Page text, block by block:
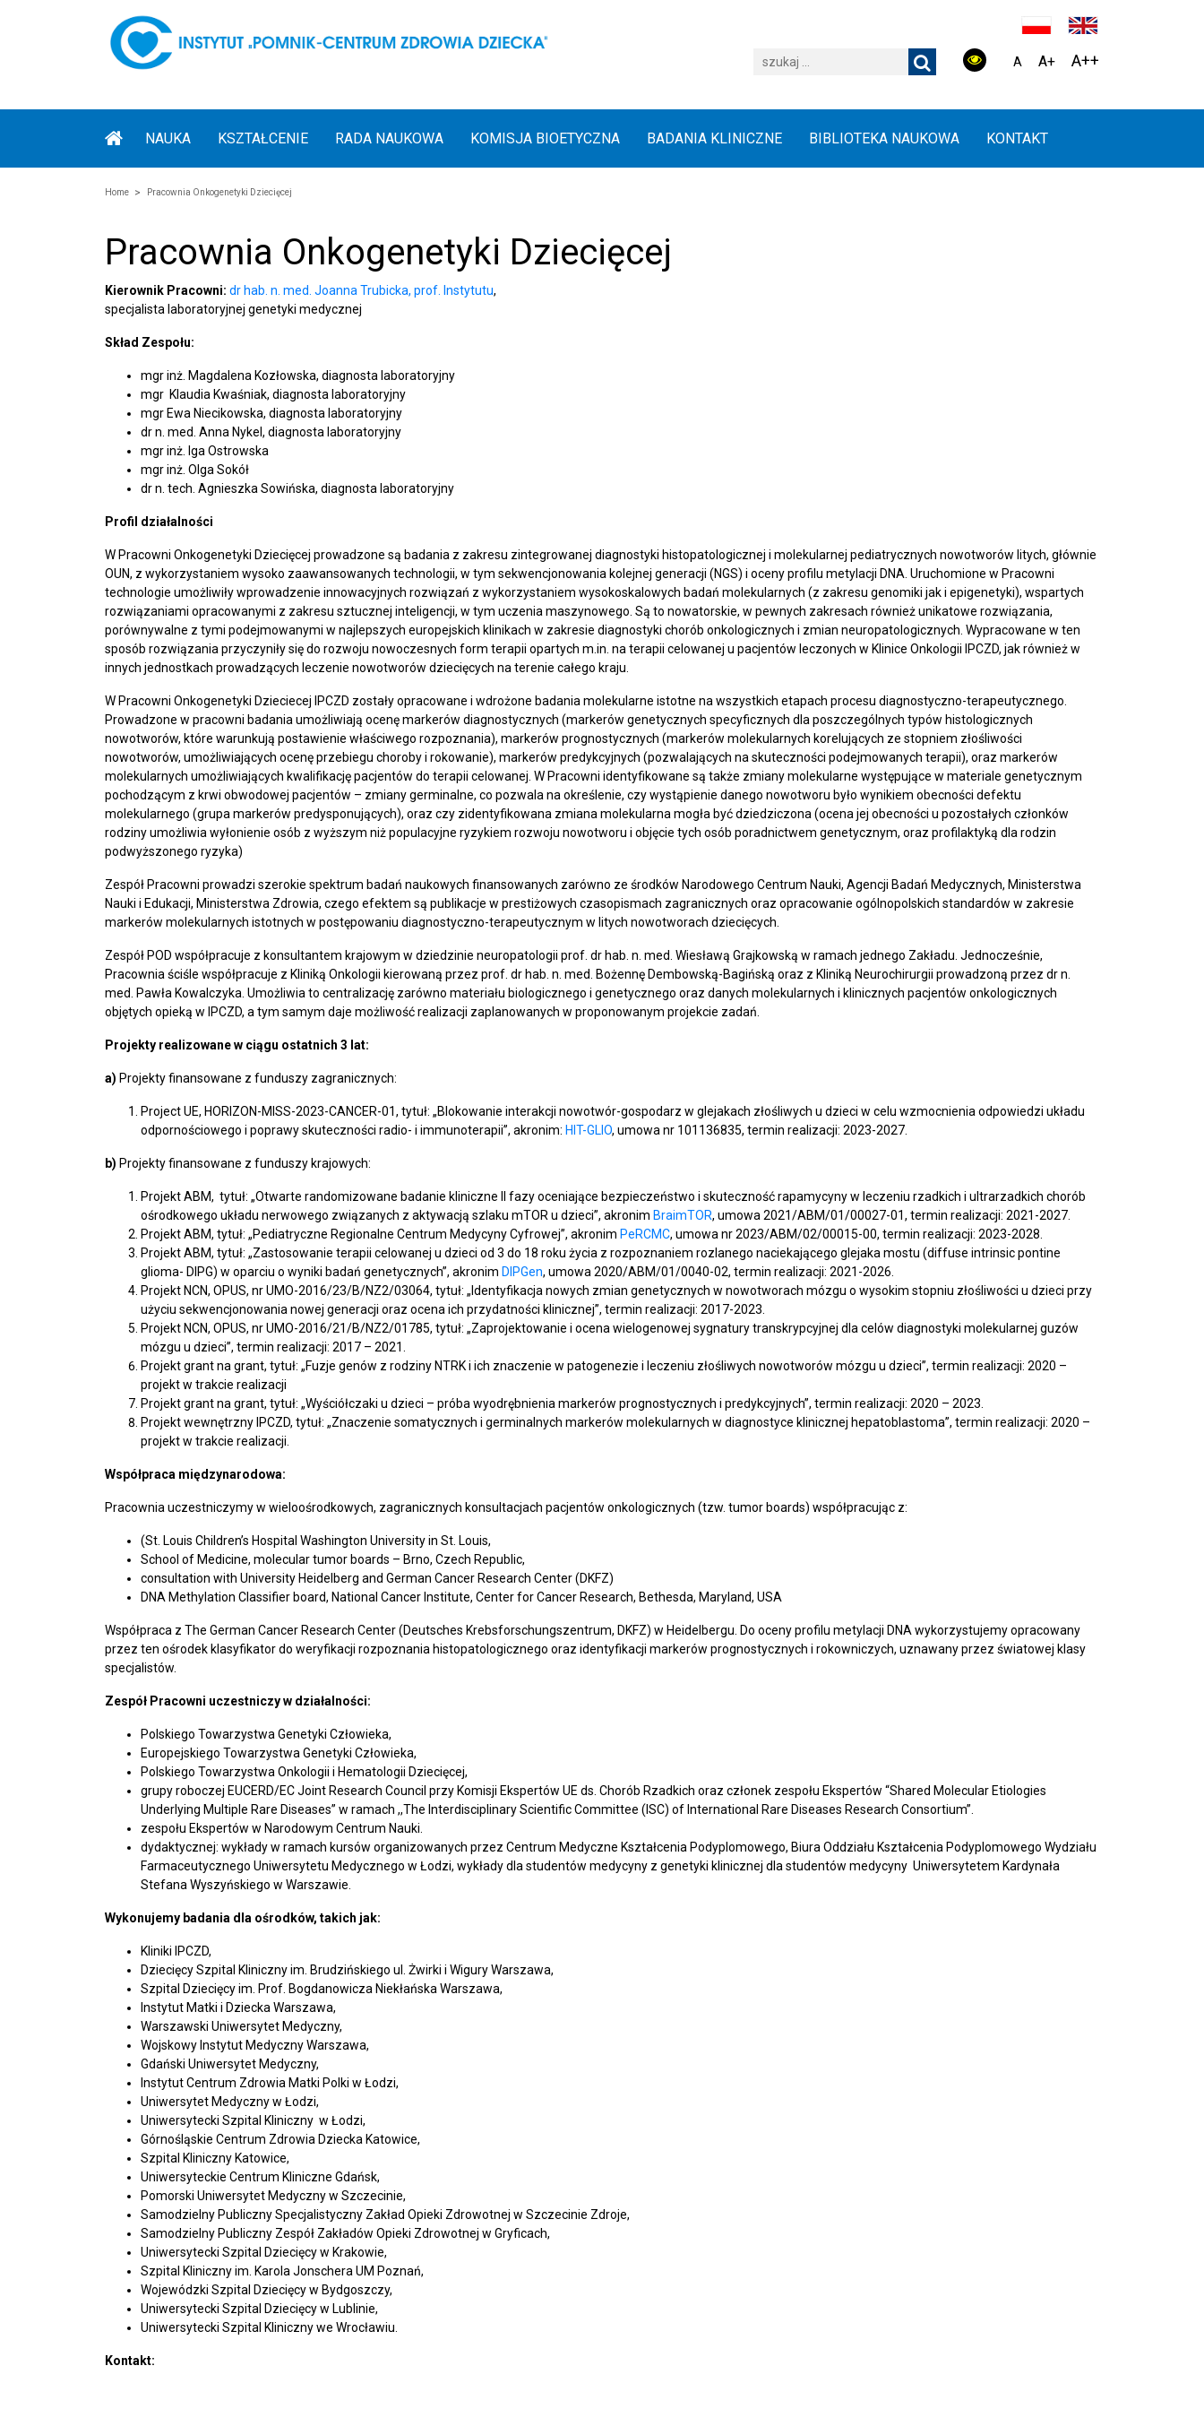
A A+ A++
NAUKA KSZTAŁCENIE RADA NAUKOWA KOMISJA BIOETYCZNA BADANIA KLINICZNE BIBLIOTEKA NAUKOWA KONTAKT
Home Pracownia Onkogenetyki Dziecięcej
Pracownia Onkogenetyki Dziecięcej
Kierownik Pracowni: dr hab. n. med. Joanna Trubicka, prof. Instytutu,
specjalista laboratoryjnej genetyki medycznej
Skład Zespołu:
mgr inż. Magdalena Kozłowska, diagnosta laboratoryjny
mgr Klaudia Kwaśniak, diagnosta laboratoryjny
mgr Ewa Niecikowska, diagnosta laboratoryjny
dr n. med. Anna Nykel, diagnosta laboratoryjny
mgr inż. Iga Ostrowska
mgr inż. Olga Sokół
dr n. tech. Agnieszka Sowińska, diagnosta laboratoryjny
Profil działalności
W Pracowni Onkogenetyki Dziecięcej prowadzone są badania z zakresu zintegrowanej diagnostyki histopatologicznej i molekularnej pediatrycznych nowotworów litych, głównie
OUN, z wykorzystaniem wysoko zaawansowanych technologii, w tym sekwencjonowania kolejnej generacji (NGS) i oceny profilu metylacji DNA. Uruchomione w Pracowni
technologie umożliwiły wprowadzenie innowacyjnych rozwiązań z wykorzystaniem wysokoskalowych badań molekularnych (z zakresu genomiki jak i epigenetyki), wspartych
rozwiązaniami opracowanymi z zakresu sztucznej inteligencji, w tym uczenia maszynowego. Są to nowatorskie, w pewnych zakresach również unikatowe rozwiązania,
porównywalne z tymi podejmowanymi w najlepszych europejskich klinikach w zakresie diagnostyki chorób onkologicznych i zmian neuropatologicznych. Wypracowane w ten
sposób rozwiązania przyczyniły się do rozwoju nowoczesnych form terapii opartych m.in. na terapii celowanej u pacjentów leczonych w Klinice Onkologii IPCZD, jak również w
innych jednostkach prowadzących leczenie nowotworów dziecięcych na terenie całego kraju.
W Pracowni Onkogenetyki Dzieciecej IPCZD zostały opracowane i wdrożone badania molekularne istotne na wszystkich etapach procesu diagnostyczno-terapeutycznego.
Prowadzone w pracowni badania umożliwiają ocenę markerów diagnostycznych (markerów genetycznych specyficznych dla poszczególnych typów histologicznych
nowotworów, które warunkują postawienie właściwego rozpoznania), markerów prognostycznych (markerów molekularnych korelujących ze stopniem złośliwości
nowotworów, umożliwiających ocenę przebiegu choroby i rokowanie), markerów predykcyjnych (pozwalających na skuteczności podejmowanych terapii), oraz markerów
molekularnych umożliwiających kwalifikację pacjentów do terapii celowanej. W Pracowni identyfikowane są także zmiany molekularne występujące w materiale genetycznym
pochodzącym z krwi obwodowej pacjentów – zmiany germinalne, co pozwala na określenie, czy wystąpienie danego nowotworu było wynikiem obecności defektu
molekularnego (grupa markerów predysponujących), oraz czy zidentyfikowana zmiana molekularna mogła być dziedziczona (ocena jej obecności u pozostałych członków
rodziny umożliwia wyłonienie osób z wyższym niż populacyjne ryzykiem rozwoju nowotworu i objęcie tych osób poradnictwem genetycznym, oraz profilaktyką dla rodzin
podwyższonego ryzyka)
Zespół Pracowni prowadzi szerokie spektrum badań naukowych finansowanych zarówno ze środków Narodowego Centrum Nauki, Agencji Badań Medycznych, Ministerstwa
Nauki i Edukacji, Ministerstwa Zdrowia, czego efektem są publikacje w prestiżowych czasopismach zagranicznych oraz opracowanie ogólnopolskich standardów w zakresie
markerów molekularnych istotnych w postępowaniu diagnostyczno-terapeutycznym w litych nowotworach dziecięcych.
Zespół POD współpracuje z konsultantem krajowym w dziedzinie neuropatologii prof. dr hab. n. med. Wiesławą Grajkowską w ramach jednego Zakładu. Jednocześnie,
Pracownia ściśle współpracuje z Kliniką Onkologii kierowaną przez prof. dr hab. n. med. Bożennę Dembowską-Bagińską oraz z Kliniką Neurochirurgii prowadzoną przez dr n.
med. Pawła Kowalczyka. Umożliwia to centralizację zarówno materiału biologicznego i genetycznego oraz danych molekularnych i klinicznych pacjentów onkologicznych
objętych opieką w IPCZD, a tym samym daje możliwość realizacji zaplanowanych w proponowanym projekcie zadań.
Projekty realizowane w ciągu ostatnich 3 lat:
a) Projekty finansowane z funduszy zagranicznych:
Project UE, HORIZON-MISS-2023-CANCER-01, tytuł: „Blokowanie interakcji nowotwór-gospodarz w glejakach złośliwych u dzieci w celu wzmocnienia odpowiedzi układu
odpornościowego i poprawy skuteczności radio- i immunoterapii”, akronim: HIT-GLIO, umowa nr 101136835, termin realizacji: 2023-2027.
b) Projekty finansowane z funduszy krajowych:
Projekt ABM, tytuł: „Otwarte randomizowane badanie kliniczne II fazy oceniające bezpieczeństwo i skuteczność rapamycyny w leczeniu rzadkich i ultrarzadkich chorób
ośrodkowego układu nerwowego związanych z aktywacją szlaku mTOR u dzieci”, akronim BraimTOR, umowa 2021/ABM/01/00027-01, termin realizacji: 2021-2027.
Projekt ABM, tytuł: „Pediatryczne Regionalne Centrum Medycyny Cyfrowej”, akronim PeRCMC, umowa nr 2023/ABM/02/00015-00, termin realizacji: 2023-2028.
Projekt ABM, tytuł: „Zastosowanie terapii celowanej u dzieci od 3 do 18 roku życia z rozpoznaniem rozlanego naciekającego glejaka mostu (diffuse intrinsic pontine
glioma- DIPG) w oparciu o wyniki badań genetycznych”, akronim DIPGen, umowa 2020/ABM/01/0040-02, termin realizacji: 2021-2026.
Projekt NCN, OPUS, nr UMO-2016/23/B/NZ2/03064, tytuł: „Identyfikacja nowych zmian genetycznych w nowotworach mózgu o wysokim stopniu złośliwości u dzieci przy
użyciu sekwencjonowania nowej generacji oraz ocena ich przydatności klinicznej”, termin realizacji: 2017-2023.
Projekt NCN, OPUS, nr UMO-2016/21/B/NZ2/01785, tytuł: „Zaprojektowanie i ocena wielogenowej sygnatury transkrypcyjnej dla celów diagnostyki molekularnej guzów
mózgu u dzieci”, termin realizacji: 2017 – 2021.
Projekt grant na grant, tytuł: „Fuzje genów z rodziny NTRK i ich znaczenie w patogenezie i leczeniu złośliwych nowotworów mózgu u dzieci”, termin realizacji: 2020 –
projekt w trakcie realizacji
Projekt grant na grant, tytuł: „Wyściółczaki u dzieci – próba wyodrębnienia markerów prognostycznych i predykcyjnych”, termin realizacji: 2020 – 2023.
Projekt wewnętrzny IPCZD, tytuł: „Znaczenie somatycznych i germinalnych markerów molekularnych w diagnostyce klinicznej hepatoblastoma”, termin realizacji: 2020 –
projekt w trakcie realizacji.
Współpraca międzynarodowa:
Pracownia uczestniczymy w wieloośrodkowych, zagranicznych konsultacjach pacjentów onkologicznych (tzw. tumor boards) współpracując z:
(St. Louis Children’s Hospital Washington University in St. Louis,
School of Medicine, molecular tumor boards – Brno, Czech Republic,
consultation with University Heidelberg and German Cancer Research Center (DKFZ)
DNA Methylation Classifier board, National Cancer Institute, Center for Cancer Research, Bethesda, Maryland, USA
Współpraca z The German Cancer Research Center (Deutsches Krebsforschungszentrum, DKFZ) w Heidelbergu. Do oceny profilu metylacji DNA wykorzystujemy opracowany
przez ten ośrodek klasyfikator do weryfikacji rozpoznania histopatologicznego oraz identyfikacji markerów prognostycznych i rokowniczych, uznawany przez światowej klasy
specjalistów.
Zespół Pracowni uczestniczy w działalności:
Polskiego Towarzystwa Genetyki Człowieka,
Europejskiego Towarzystwa Genetyki Człowieka,
Polskiego Towarzystwa Onkologii i Hematologii Dziecięcej,
grupy roboczej EUCERD/EC Joint Research Council przy Komisji Ekspertów UE ds. Chorób Rzadkich oraz członek zespołu Ekspertów “Shared Molecular Etiologies
Underlying Multiple Rare Diseases” w ramach ,,The Interdisciplinary Scientific Committee (ISC) of International Rare Diseases Research Consortium”.
zespołu Ekspertów w Narodowym Centrum Nauki.
dydaktycznej: wykłady w ramach kursów organizowanych przez Centrum Medyczne Kształcenia Podyplomowego, Biura Oddziału Kształcenia Podyplomowego Wydziału
Farmaceutycznego Uniwersytetu Medycznego w Łodzi, wykłady dla studentów medycyny z genetyki klinicznej dla studentów medycyny Uniwersytetem Kardynała
Stefana Wyszyńskiego w Warszawie.
Wykonujemy badania dla ośrodków, takich jak:
Kliniki IPCZD,
Dziecięcy Szpital Kliniczny im. Brudzińskiego ul. Żwirki i Wigury Warszawa,
Szpital Dziecięcy im. Prof. Bogdanowicza Niekłańska Warszawa,
Instytut Matki i Dziecka Warszawa,
Warszawski Uniwersytet Medyczny,
Wojskowy Instytut Medyczny Warszawa,
Gdański Uniwersytet Medyczny,
Instytut Centrum Zdrowia Matki Polki w Łodzi,
Uniwersytet Medyczny w Łodzi,
Uniwersytecki Szpital Kliniczny w Łodzi,
Górnośląskie Centrum Zdrowia Dziecka Katowice,
Szpital Kliniczny Katowice,
Uniwersyteckie Centrum Kliniczne Gdańsk,
Pomorski Uniwersytet Medyczny w Szczecinie,
Samodzielny Publiczny Specjalistyczny Zakład Opieki Zdrowotnej w Szczecinie Zdroje,
Samodzielny Publiczny Zespół Zakładów Opieki Zdrowotnej w Gryficach,
Uniwersytecki Szpital Dziecięcy w Krakowie,
Szpital Kliniczny im. Karola Jonschera UM Poznań,
Wojewódzki Szpital Dziecięcy w Bydgoszczy,
Uniwersytecki Szpital Dziecięcy w Lublinie,
Uniwersytecki Szpital Kliniczny we Wrocławiu.
Kontakt: